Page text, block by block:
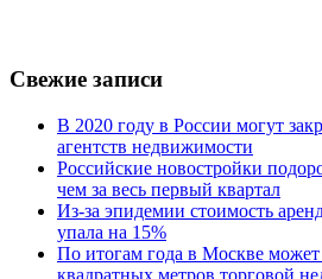
Свежие записи
В 2020 году в России могут
агентств недвижимости
Российские новостройки
чем за весь первый квартал
Из-за эпидемии стоимость
упала на 15%
По итогам года в Москве может
квадратных метров торговой